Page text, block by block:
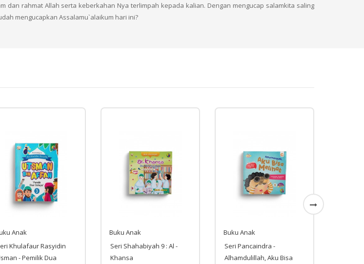
rahmat Allah serta keberkahan Nya terlimpah kepada kalian. Dengan mengucap salamkita saling
mengucapkan Assalamu`alaikum hari ini?
Anak
Khulafaur Rasyidin
- Pemilik Dua
Buku Anak
Seri Shahabiyah 9 : Al -
Khansa
Buku Anak
Seri Pancaindra -
Alhamdulillah, Aku Bisa